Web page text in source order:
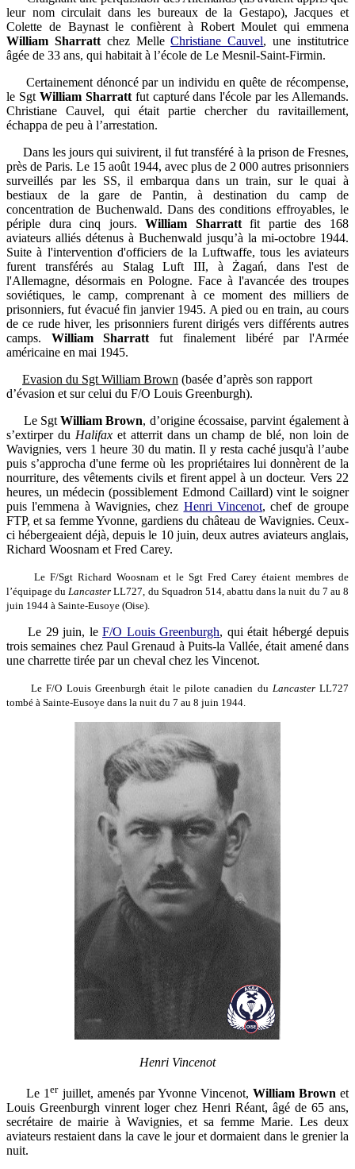
leur nom circulait dans les bureaux de la Gestapo), Jacques et
Colette de Baynast le confièrent à Robert Moulet qui emmena
William Sharrattchez MelleChristiane Cauvel, une institutrice
âgée de 33 ans, qui habitait à l’école de Le Mesnil-Saint-Firmin.
Certainement dénoncé par un individu en quête de récompense,
le Sgt William Sharrattfut capturé dans l'école par les Allemands.
Christiane Cauvel, qui était partie chercher du ravitaillement,
échappa de peu à l’arrestation.
Dans les jours qui suivirent, il fut transféré à la prison de Fresnes,
près de Paris. Le 15 août 1944, avec plus de 2 000 autres prisonniers
surveillés par les SS, il embarqua dans un train, sur le quai à
bestiaux de la gare de Pantin, à destination du camp de
concentration de Buchenwald. Dans des conditions effroyables, le
périple dura cinq jours.William Sharrattfit partie des 168
aviateurs alliés détenus à Buchenwald jusqu’à la mi-octobre 1944.
Suite à l'intervention d'officiers de la Luftwaffe, tous les aviateurs
furent transférés au Stalag Luft III, à Żagań, dans l'est de
l'Allemagne, désormais en Pologne. Face à l'avancée des troupes
soviétiques, le camp, comprenant à ce moment des milliers de
prisonniers, fut évacué fin janvier 1945. A pied ou en train, au cours
de ce rude hiver, les prisonniers furent dirigés vers différents autres
camps. William Sharratt fut finalement libéré par l'Armée
américaine en mai 1945.
Evasion du Sgt William Brown (basée d’après son rapport
d’évasion et sur celui du F/O Louis Greenburgh).
Le SgtWilliam Brown, d’origine écossaise, parvint également à
s’extirper du Halifax et atterrit dans un champ de blé, non loin de
Wavignies, vers 1 heure 30 du matin. Il y resta caché jusqu'à l’aube
puis s’approcha d'une ferme où les propriétaires lui donnèrent de la
nourriture, des vêtements civils et firent appel à un docteur. Vers 22
heures, un médecin (possiblement Edmond Caillard) vint le soigner
puis l'emmena à Wavignies, chez Henri Vincenot, chef de groupe
FTP, et sa femme Yvonne, gardiens du château de Wavignies. Ceux-
ci hébergeaient déjà, depuis le 10 juin, deux autres aviateurs anglais,
Richard Woosnam et Fred Carey.
Le F/Sgt Richard Woosnam et le Sgt Fred Carey étaient membres de
l’équipage duLancasterLL727, du Squadron 514, abattu dans la nuit du 7 au 8
juin 1944 à Sainte-Eusoye (Oise).
Le 29 juin, leF/O Louis Greenburgh, qui était hébergé depuis
trois semaines chez Paul Grenaud à Puits-la Vallée, était amené dans
une charrette tirée par un cheval chez les Vincenot.
Le F/O Louis Greenburgh était le pilote canadien du LancasterLL727
tombé à Sainte-Eusoye dans la nuit du 7 au 8 juin 1944.
Henri Vincenot
Le 1erjuillet, amenés par Yvonne Vincenot, William Brown et
Louis Greenburgh vinrent loger chez Henri Réant, âgé de 65 ans,
secrétaire de mairie à Wavignies, et sa femme Marie. Les deux
aviateurs restaient dans la cave le jour et dormaient dans le grenier la
nuit.